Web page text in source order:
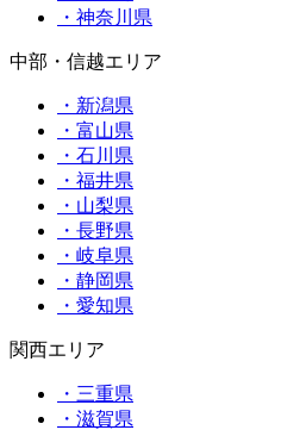
・神奈川県
中部・信越エリア
・新潟県
・富山県
・石川県
・福井県
・山梨県
・長野県
・岐阜県
・静岡県
・愛知県
関西エリア
・三重県
・滋賀県